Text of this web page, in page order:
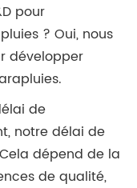
pour
? Oui, nous
développer
de
notre délai de
dépend de la
de qualité,